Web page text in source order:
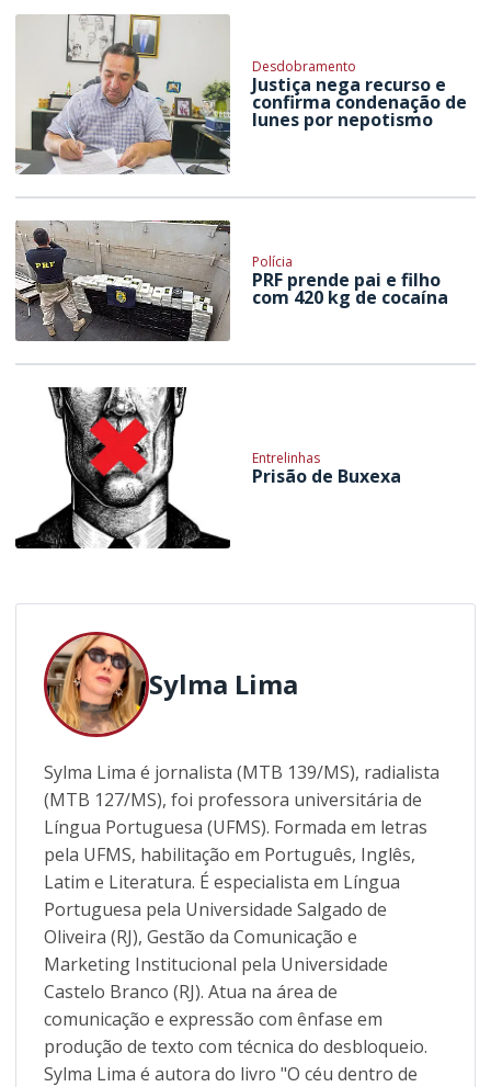
Desdobramento
Justiça nega recurso e
confirma condenação de
Iunes por nepotismo
Polícia
PRF prende pai e filho
com 420 kg de cocaína
Entrelinhas
Prisão de Buxexa
Sylma Lima
Sylma Lima é jornalista (MTB 139/MS), radialista
(MTB 127/MS), foi professora universitária de
Língua Portuguesa (UFMS). Formada em letras
pela UFMS, habilitação em Português, Inglês,
Latim e Literatura. É especialista em Língua
Portuguesa pela Universidade Salgado de
Oliveira (RJ), Gestão da Comunicação e
Marketing Institucional pela Universidade
Castelo Branco (RJ). Atua na área de
comunicação e expressão com ênfase em
produção de texto com técnica do desbloqueio.
Sylma Lima é autora do livro "O céu dentro de